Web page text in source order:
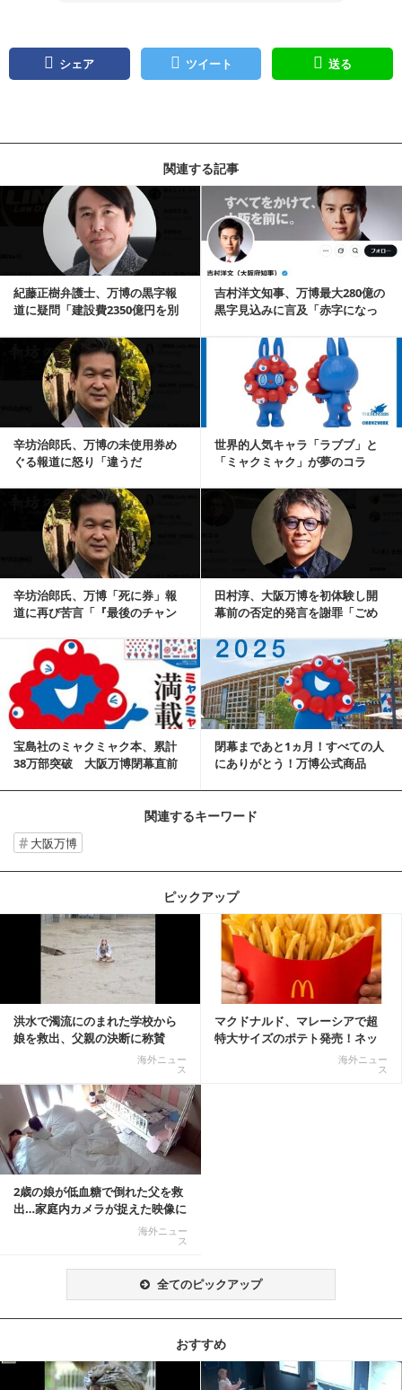
シェア ツイート 送る
関連する記事
紀藤正樹弁護士、万博の黒字報
道に疑問「建設費2350億円を別
吉村洋文知事、万博最大280億の
黒字見込みに言及「赤字になっ
記事を読む
辛坊治郎氏、万博の未使用券め
ぐる報道に怒り「違うだ
世界的人気キャラ「ラブブ」と
「ミャクミャク」が夢のコラ
記事を読む
辛坊治郎氏、万博「死に券」報
道に再び苦言「『最後のチャン
田村淳、大阪万博を初体験し開
幕前の否定的発言を謝罪「ごめ
記事を読む
宝島社のミャクミャク本、累計
38万部突破 大阪万博閉幕直前
閉幕まであと1ヵ月！すべての人
にありがとう！万博公式商品
記事を読む
関連するキーワード
大阪万博
ピックアップ
洪水で濁流にのまれた学校から
娘を救出、父親の決断に称賛
続々 一部では「危険...海外ニュー
ス
マクドナルド、マレーシアで超
特大サイズのポテト発売！ネッ
海外ニュー
ス
記事を読む
2歳の娘が低血糖で倒れた父を救
出…家庭内カメラが捉えた映像に
海外ニュー
ス
全てのピックアップ
おすすめ
記事を読む